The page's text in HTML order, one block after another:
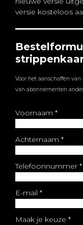
versie kosteloos
Voor het aanschaffen
van abonnementen
Voornaam *
Achternaam *
Telefoonnummer *
E-mail *
Maak je keuze *